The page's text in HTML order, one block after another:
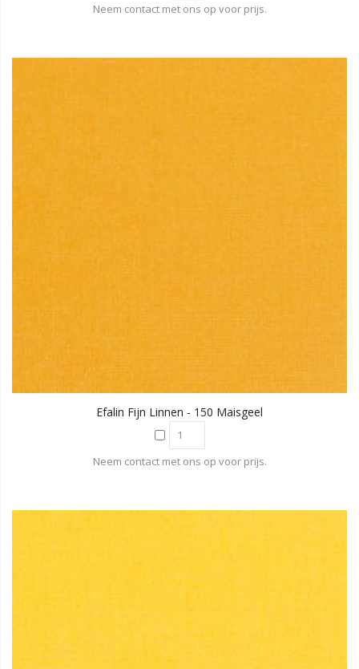
Neem contact met ons op voor prijs.
Efalin Fijn Linnen - 150 Maisgeel
Neem contact met ons op voor prijs.